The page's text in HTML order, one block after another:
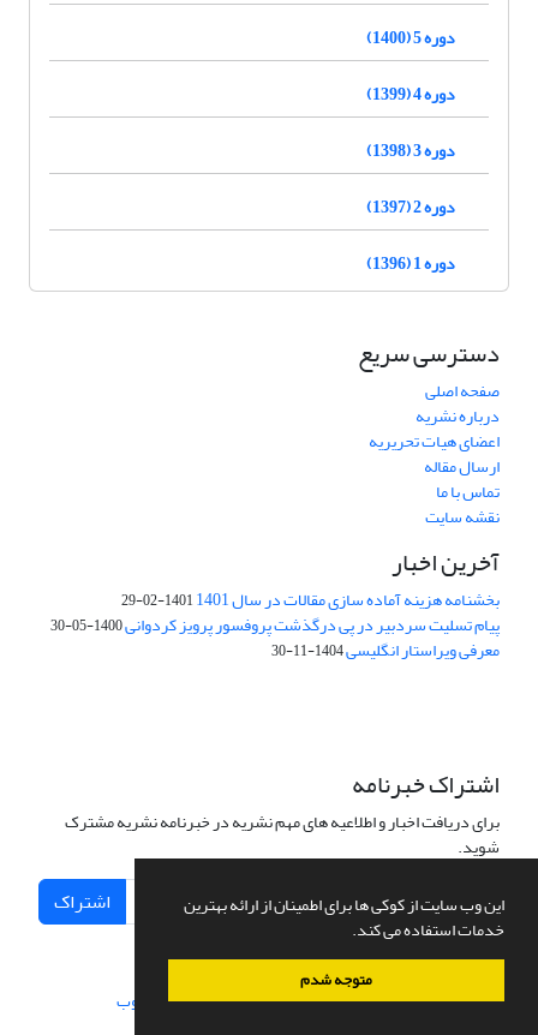
این وب سایت از کوکی ها برای اطمینان از ارائه بهترین
خدمات استفاده می کند.
متوجه شدم
دوره 5 (1400)
دوره 4 (1399)
دوره 3 (1398)
دوره 2 (1397)
دوره 1 (1396)
دسترسی سریع
صفحه اصلی
درباره نشریه
اعضای هیات تحریریه
ارسال مقاله
تماس با ما
نقشه سایت
آخرین اخبار
بخشنامه هزینه آماده سازی مقالات در سال 1401 1401-02-29
پیام تسلیت سردبیر در پی درگذشت پروفسور پرویز کردوانی1400-05-30
معرفی ویراستار انگلیسی1404-11-30
اشتراک خبرنامه
برای دریافت اخبار و اطلاعیه های مهم نشریه در خبرنامه نشریه مشترک
شوید.
اشتراک
سامانه مدیریت نشریات علمی.طراحی و پیاده سازی از سیناوب